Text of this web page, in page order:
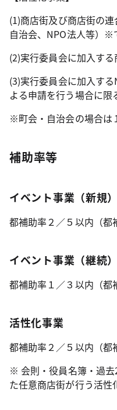
(1)商店街及び商店街の
自治会、NPO法人等）※
(2)実行委員会に加入す
(3)実行委員会に加入す
よる申請を行う場合に限
※町会・自治会の場合は
補助率等
イベント事業（新規）
都補助率２／５以内（都
イベント事業（継続）
都補助率１／３以内（都
活性化事業
都補助率２ ／５以内（都
※ 会則・役員名簿・過
た任意商店街が行う活